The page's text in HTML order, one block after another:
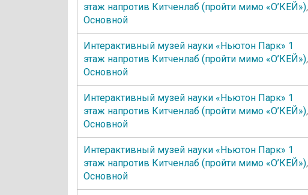
этаж напротив Китченлаб (пройти мимо «О’КЕЙ»),
Основной
Интерактивный музей науки «Ньютон Парк» 1
этаж напротив Китченлаб (пройти мимо «О’КЕЙ»),
Основной
Интерактивный музей науки «Ньютон Парк» 1
этаж напротив Китченлаб (пройти мимо «О’КЕЙ»),
Основной
Интерактивный музей науки «Ньютон Парк» 1
этаж напротив Китченлаб (пройти мимо «О’КЕЙ»),
Основной